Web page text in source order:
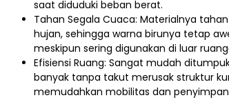
saat diduduki beban berat.
Tahan Segala Cuaca: Materialnya
hujan, sehingga warna birunya tetap
meskipun sering digunakan di luar
Efisiensi Ruang: Sangat mudah
banyak tanpa takut merusak struktur
memudahkan mobilitas dan